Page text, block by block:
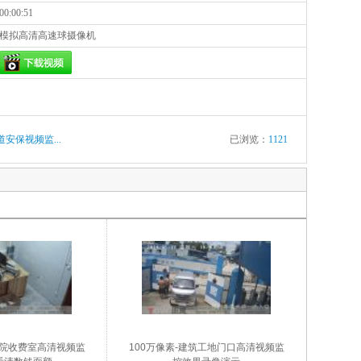
00:00:51
模拟高清高速球摄像机
安保视频监... 已浏览： 1121
收费室高清视频监
100万像素-建筑工地门口高清视频监